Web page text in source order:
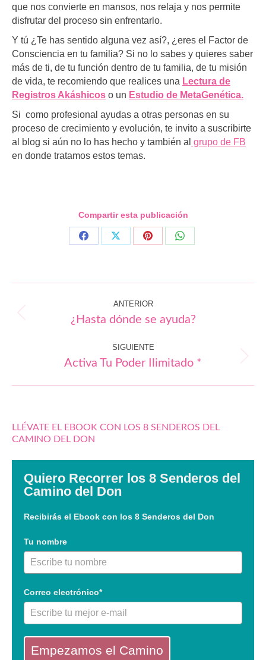
que nos convierte en mansos, nos relaja y nos permite
disfrutar del proceso sin enfrentarlo.
Y tú ¿Te has sentido alguna vez así?, ¿eres el Factor de
Consciencia en tu familia? Si no lo sabes y quieres saber
más de ti, de tu función dentro de tu familia, de tu misión
de vida, te recomiendo que realices una Lectura de
Registros Akáshicos o un Estudio de MetaGenética.
Si como profesional ayudas a otras personas en su
proceso de crecimiento y evolución, te invito a suscribirte
al blog si aún no lo has hecho y también al grupo de FB
en donde tratamos estos temas.
Compartir esta publicación
Share
Share
Share
Share
ANTERIOR
Publicación
¿Hasta dónde se ayuda?
SIGUIENTE
Publicación
Activa Tu Poder Ilimitado *
LLÉVATE EL EBOOK CON LOS 8 SENDEROS DEL
CAMINO DEL DON
Quiero Recorrer los 8 Senderos del
Camino del Don
Recibirás el Ebook con los 8 Senderos del Don
Tu nombre
Correo electrónico*
Empezamos el Camino